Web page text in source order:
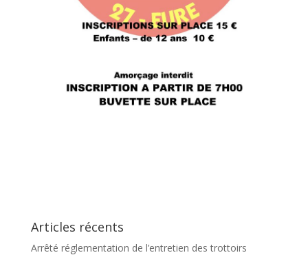
Articles récents
Arrêté réglementation de l’entretien des trottoirs